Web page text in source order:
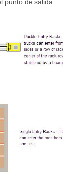
punto de salida.